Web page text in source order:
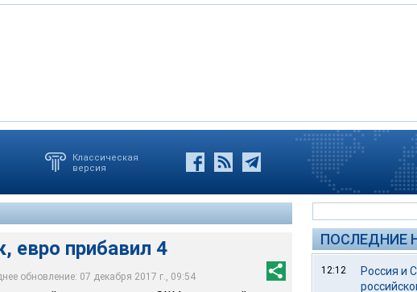
Классическая
версия
евро прибавил 4
обновление: 07 декабря 2017 г., 09:54
корзине, которая приближается к
ПОСЛЕДНИЕ
12:12
Россия и